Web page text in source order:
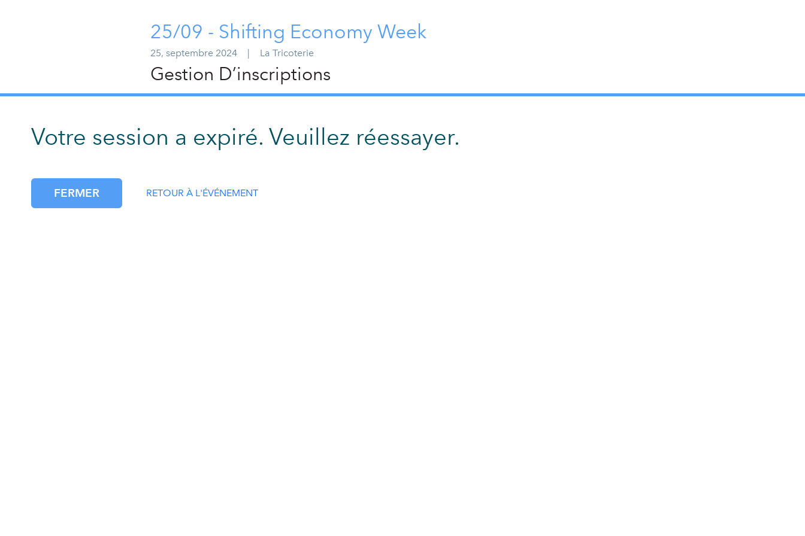
25/09 - Shifting Economy Week
25, septembre 2024 | La Tricoterie
Gestion D’inscriptions
Votre session a expiré. Veuillez réessayer.
FERMER RETOUR À L'ÉVÉNEMENT